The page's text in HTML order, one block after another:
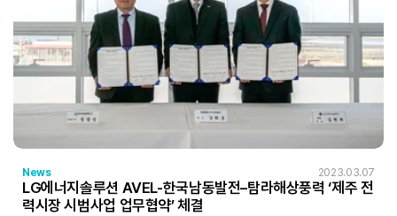
News 2023.03.07
LG에너지솔루션 AVEL-한국남동발전–탐라해상풍력 ‘제주 전
력시장 시범사업 업무협약’ 체결